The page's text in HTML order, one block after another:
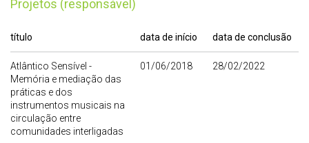
Projetos (responsável)
título data de início data de conclusão
Atlântico Sensível -
Memória e mediação das
práticas e dos
instrumentos musicais na
circulação entre
comunidades interligadas
01/06/2018 28/02/2022